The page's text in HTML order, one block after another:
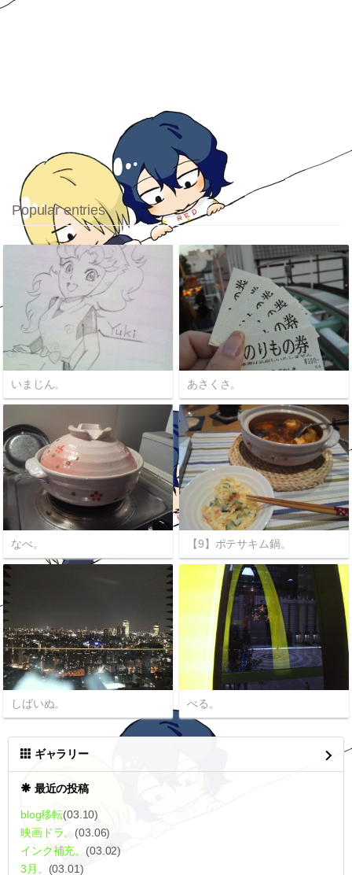
Popular entries
いまじん。 あさくさ。
なべ。 【9】ポテサキム鍋。
しばいぬ。 べる。
ギャラリー
最近の投稿
blog移転(03.10)
映画ドラ。(03.06)
インク補充。 (03.02)
3月。 (03.01)